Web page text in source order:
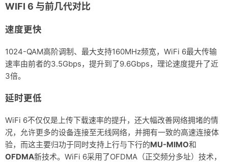
WIFI 6 与前几代对比
速度更快
1024-QAM高阶调制、最大支持160MHz频宽，WiFi 6最大传输
速率由前者的3.5Gbps，提升到了9.6Gbps，理论速度提升了近
3倍。
延时更低
WiFi 6不仅仅是上传下载速率的提升，还大幅改善网络拥堵的情
况，允许更多的设备连接至无线网络，并拥有一致的高速连接体
验，而这主要归功于同时支持上行与下行的MU-MIMO和
OFDMA新技术。WiFi 6采用了OFDMA（正交频分多址）技术，